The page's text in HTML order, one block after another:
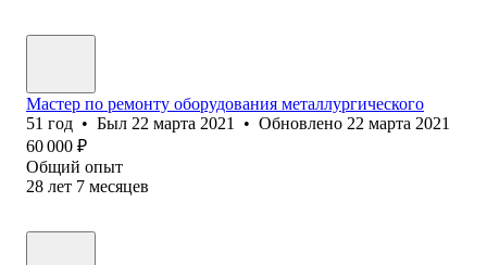
Мастер по ремонту оборудования металлургического
51 год • Был 22 марта 2021 • Обновлено 22 марта 2021
60 000 ₽
Общий опыт
28 лет 7 месяцев